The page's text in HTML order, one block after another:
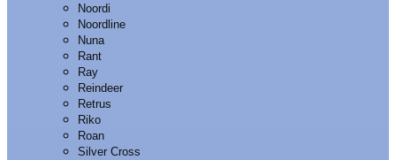
Noordi
Noordline
Nuna
Rant
Ray
Reindeer
Retrus
Riko
Roan
Silver Cross